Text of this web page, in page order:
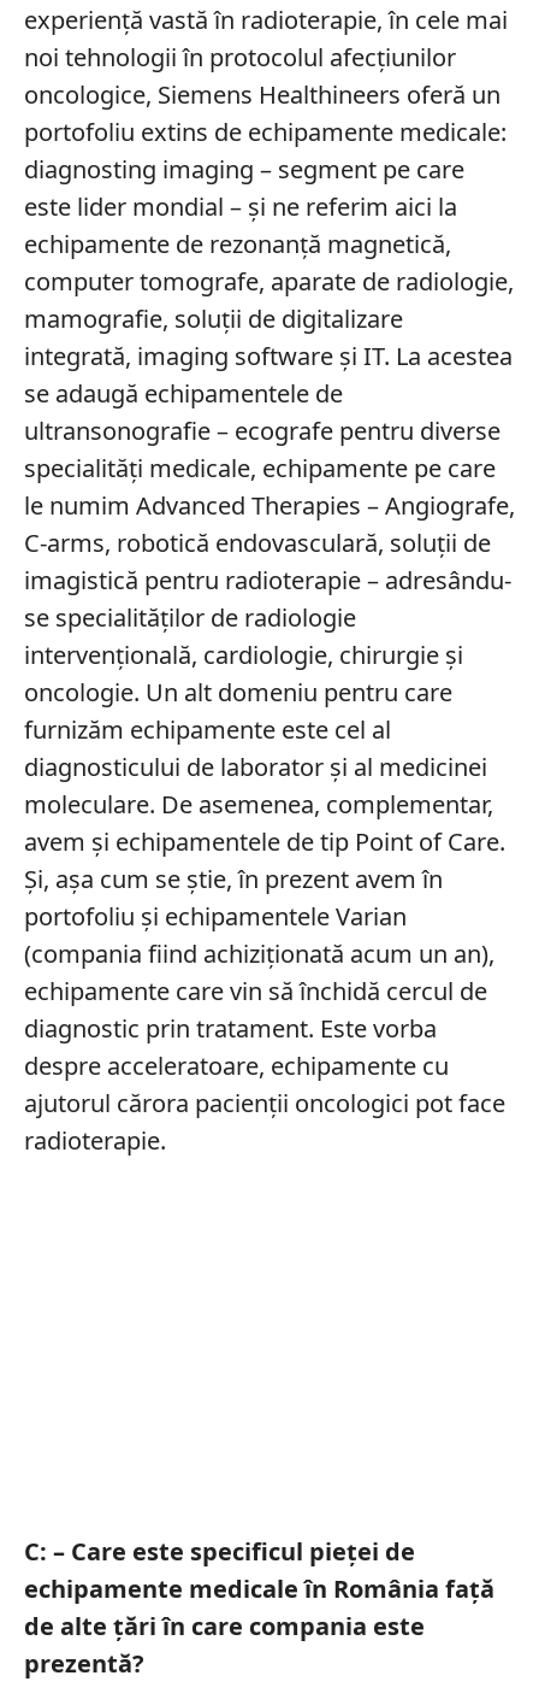
experiență vastă în radioterapie, în cele mai
noi tehnologii în protocolul afecțiunilor
oncologice, Siemens Healthineers oferă un
portofoliu extins de echipamente medicale:
diagnosting imaging – segment pe care
este lider mondial – și ne referim aici la
echipamente de rezonanță magnetică,
computer tomografe, aparate de radiologie,
mamografie, soluții de digitalizare
integrată, imaging software și IT. La acestea
se adaugă echipamentele de
ultransonografie – ecografe pentru diverse
specialități medicale, echipamente pe care
le numim Advanced Therapies – Angiografe,
C-arms, robotică endovasculară, soluții de
imagistică pentru radioterapie – adresându-
se specialităților de radiologie
intervențională, cardiologie, chirurgie și
oncologie. Un alt domeniu pentru care
furnizăm echipamente este cel al
diagnosticului de laborator și al medicinei
moleculare. De asemenea, complementar,
avem și echipamentele de tip Point of Care.
Și, așa cum se știe, în prezent avem în
portofoliu și echipamentele Varian
(compania fiind achiziționată acum un an),
echipamente care vin să închidă cercul de
diagnostic prin tratament. Este vorba
despre acceleratoare, echipamente cu
ajutorul cărora pacienții oncologici pot face
radioterapie.
C: – Care este specificul pieței de
echipamente medicale în România față
de alte țări în care compania este
prezentă?